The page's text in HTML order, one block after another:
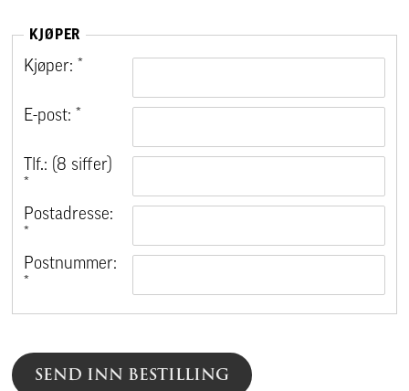
KJØPER
Kjøper: *
E-post: *
Tlf.: (8 siffer)
Postadresse:
Postnummer:
SEND INN BESTILLING